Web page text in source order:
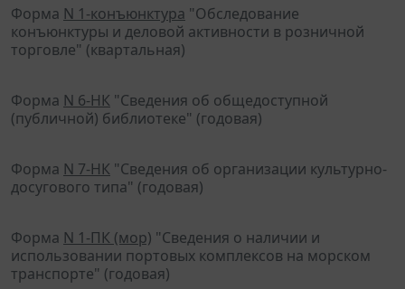
Форма N 1-конъюнктура "Обследование
конъюнктуры и деловой активности в розничной
торговле" (квартальная)
Форма N 6-НК "Сведения об общедоступной
(публичной) библиотеке" (годовая)
Форма N 7-НК "Сведения об организации культурно-
досугового типа" (годовая)
Форма N 1-ПК (мор) "Сведения о наличии и
использовании портовых комплексов на морском
транспорте" (годовая)